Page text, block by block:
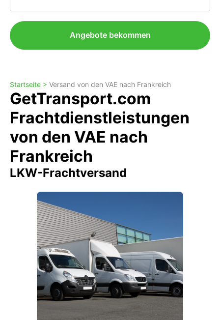
Angebote bekommen
Startseite > Versand von den VAE nach Frankreich
GetTransport.com
Frachtdienstleistungen
von den VAE nach
Frankreich
LKW-Frachtversand